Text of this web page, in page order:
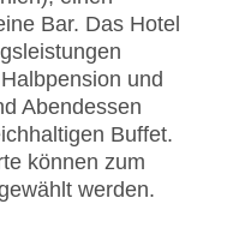
Visa
Bar. Das Hotel
und
Abendessen
Buffet.
können zum
werden.